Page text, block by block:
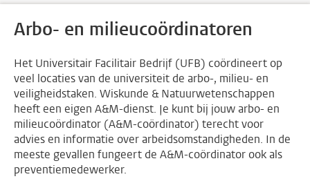
Arbo- en milieucoördinatoren
Het Universitair Facilitair Bedrijf (UFB) coördineert op
veel locaties van de universiteit de arbo-, milieu- en
veiligheidstaken. Wiskunde & Natuurwetenschappen
heeft een eigen A&M-dienst. Je kunt bij jouw arbo- en
milieucoördinator (A&M-coördinator) terecht voor
advies en informatie over arbeidsomstandigheden. In de
meeste gevallen fungeert de A&M-coördinator ook als
preventiemedewerker.